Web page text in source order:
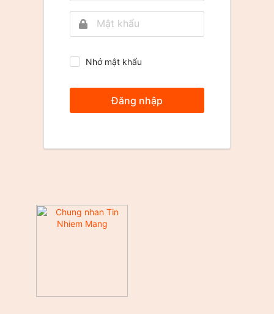
Nhớ mật khẩu
Đăng nhập